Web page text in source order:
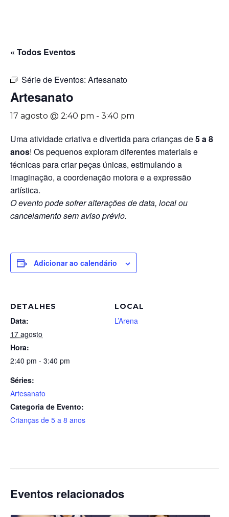
« Todos Eventos
Série de Eventos: Artesanato
Artesanato
17 agosto @ 2:40 pm - 3:40 pm
Uma atividade criativa e divertida para crianças de5 a 8
anos! Os pequenos exploram diferentes materiais e
técnicas para criar peças únicas, estimulando a
imaginação, a coordenação motora e a expressão
artística.
O evento pode sofrer alterações de data, local ou
cancelamento sem aviso prévio.
Adicionar ao calendário
DETALHES
Data:
17 agosto
Hora:
2:40 pm - 3:40 pm
Séries:
Artesanato
Categoria de Evento:
Crianças de 5 a 8 anos
LOCAL
L’Arena
Eventos relacionados